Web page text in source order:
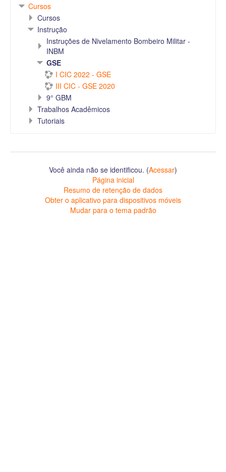
Cursos
Cursos
Instrução
Instruções de Nivelamento Bombeiro Militar -
INBM
GSE
I CIC 2022 - GSE
III CIC - GSE 2020
9° GBM
Trabalhos Acadêmicos
Tutoriais
Você ainda não se identificou. (Acessar)
Página inicial
Resumo de retenção de dados
Obter o aplicativo para dispositivos móveis
Mudar para o tema padrão